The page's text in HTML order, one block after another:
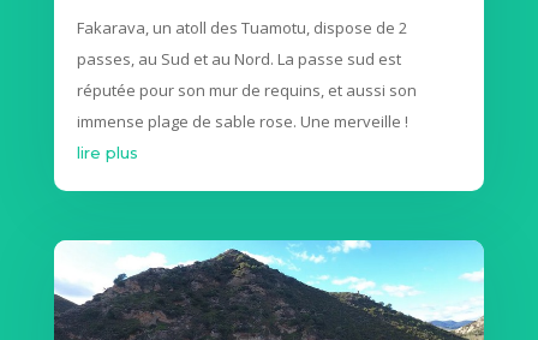
Fakarava, un atoll des Tuamotu, dispose de 2
passes, au Sud et au Nord. La passe sud est
réputée pour son mur de requins, et aussi son
immense plage de sable rose. Une merveille !
lire plus